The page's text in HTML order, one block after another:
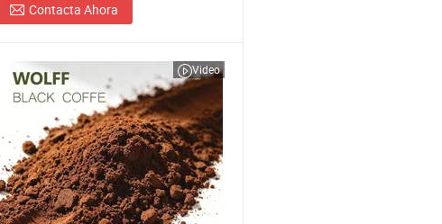
Contacta Ahora
Video